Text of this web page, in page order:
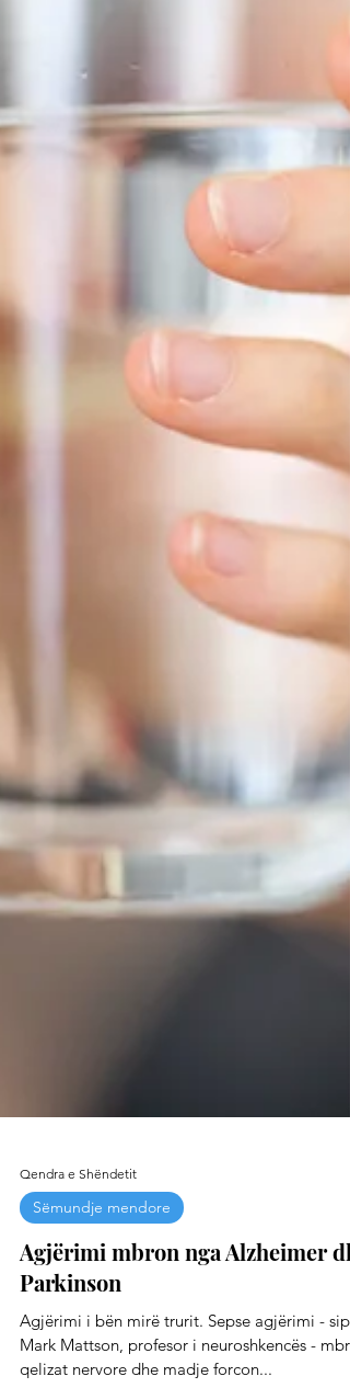
Qendra e Shëndetit
Sëmundje mendore
Agjërimi mbron nga Alzheimer
Parkinson